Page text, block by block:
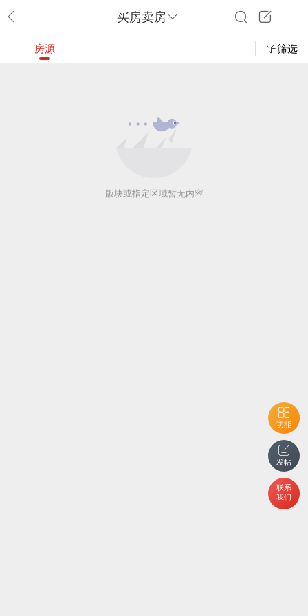
买房卖房
功能
发帖
联系
我们
房源 筛选
版块或指定区域暂无内容